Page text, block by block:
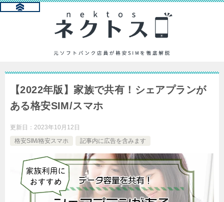
【2022年版】家族で共有！シェアプランが
ある格安SIM/スマホ
更新日： 2023年10月12日
格安SIM/格安スマホ
記事内に広告を含みます